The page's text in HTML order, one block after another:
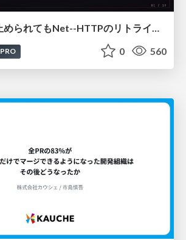
PRO 0 560